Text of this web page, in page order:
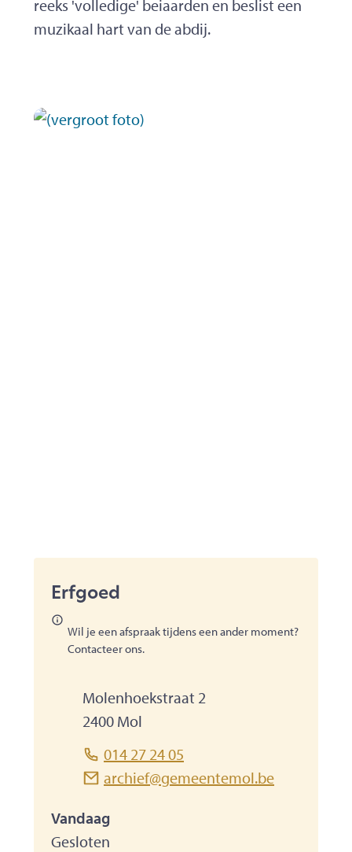
reeks 'volledige' beiaarden en beslist een
muzikaal hart van de abdij.
contact
Erfgoed
Wil je een afspraak tijdens een ander moment?
Contacteer ons.
AdresMolenhoekstraat 2
,2400 Mol
014 27 24 05
E-mailadres
archief@gemeentemol.be
Vandaag
Gesloten